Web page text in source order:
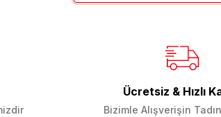
Ücretsiz & Hızlı
Bizimle Alışverişin